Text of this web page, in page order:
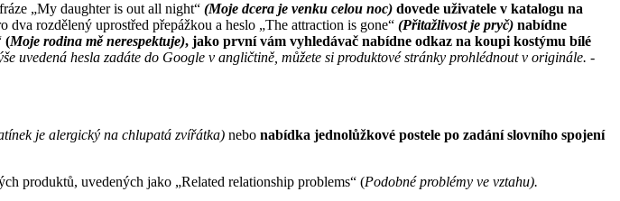
„My daughter is out all night“ (Moje dcera je venku celou noc) dovede uživatele v katalogu na
dva rozdělený uprostřed přepážkou a heslo „The attraction is gone“ (Přitažlivost je pryč) nabídne
(Moje rodina mě nerespektuje), jako první vám vyhledávač nabídne odkaz na koupi kostýmu bílé
uvedená hesla zadáte do Google v angličtině, můžete si produktové stránky prohlédnout v originále. -
je alergický na chlupatá zvířátka) nebo nabídka jednolůžkové postele po zadání slovního spojení
produktů, uvedených jako „Related relationship problems“ (Podobné problémy ve vztahu).